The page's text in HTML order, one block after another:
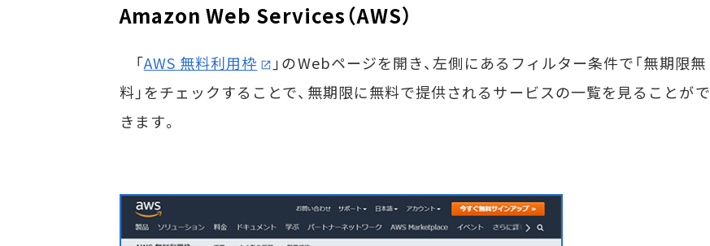
Amazon Web Services（AWS）
「AWS 無料利用枠
」のWebページを開き、左側にあるフィルター条件で「無期限無
料」をチェックすることで、無期限に無料で提供されるサービスの一覧を見ることがで
きます。